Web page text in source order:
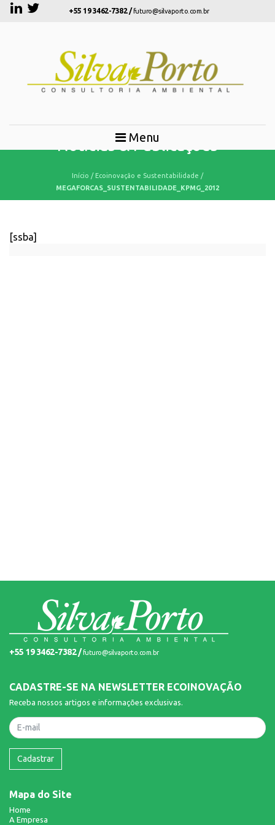
+55 19 3462-7382 /futuro@silvaporto.com.br
Menu
Notícias & Publicações
Início / Ecoinovação e Sustentabilidade /
MEGAFORCAS_SUSTENTABILIDADE_KPMG_2012
[ssba]
+55 19 3462-7382 /futuro@silvaporto.com.br
CADASTRE-SE NA NEWSLETTER ECOINOVAÇÃO
Receba nossos artigos e informações exclusivas.
Nome
Cadastrar
Mapa do Site
Home
A Empresa